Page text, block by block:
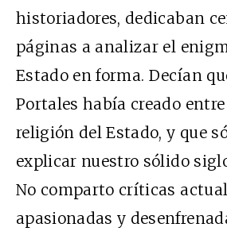
historiadores, dedicaban
páginas a analizar el
Estado en forma. Decían
Portales había creado
religión del Estado, y que
explicar nuestro sólido
No comparto críticas
apasionadas y